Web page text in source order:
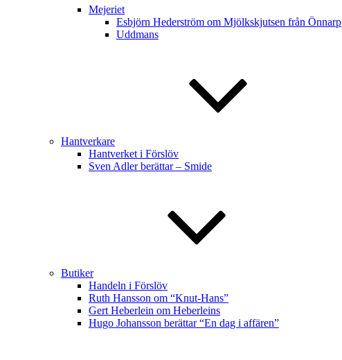
Mejeriet
Esbjörn Hederström om Mjölkskjutsen från Önnarp
Uddmans
Hantverkare
Hantverket i Förslöv
Sven Adler berättar – Smide
Butiker
Handeln i Förslöv
Ruth Hansson om “Knut-Hans”
Gert Heberlein om Heberleins
Hugo Johansson berättar “En dag i affären”